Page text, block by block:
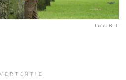
Foto: BTL